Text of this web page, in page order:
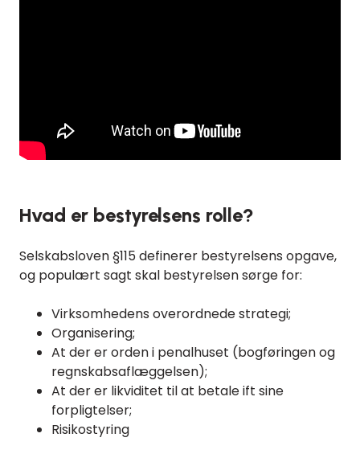
Hvad er bestyrelsens rolle?
Selskabsloven §115 definerer bestyrelsens opgave,
og populært sagt skal bestyrelsen sørge for:
Virksomhedens overordnede strategi;
Organisering;
At der er orden i penalhuset (bogføringen og
regnskabsaflæggelsen);
At der er likviditet til at betale ift sine
forpligtelser;
Risikostyring